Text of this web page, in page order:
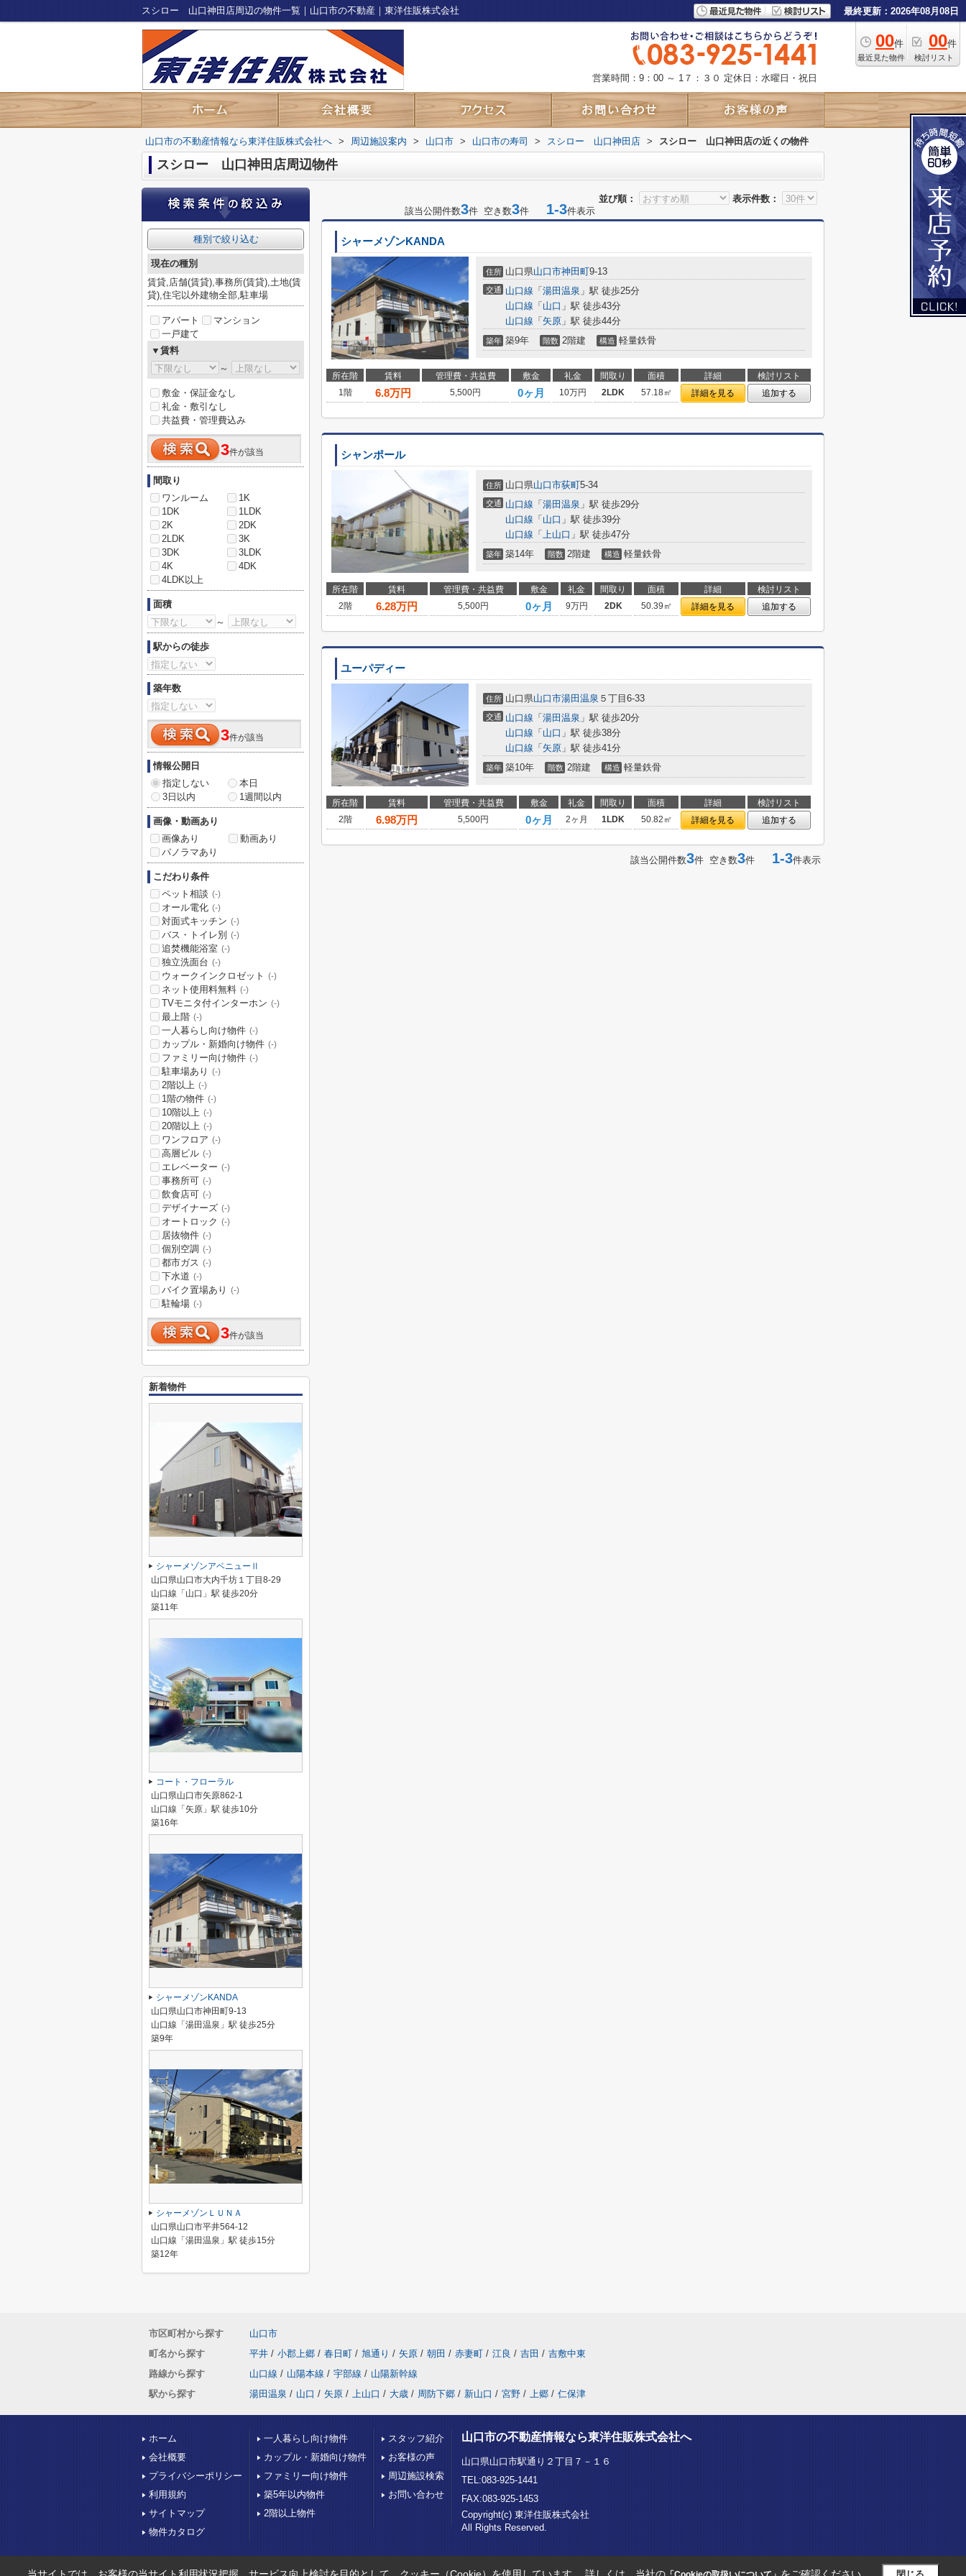
スシロー 山口神田店周辺の物件一覧｜山口市の不動産｜東洋住販株式会社 最終更新：2026年08月08日
00件
最近見た物件
00件
検討リスト
営業時間：9：00 ～ 1７：３０ 定休日：水曜日・祝日
山口市の不動産情報なら東洋住販株式会社へ > 周辺施設案内 > 山口市 > 山口市の寿司 > スシロー 山口神田店 > スシロー 山口神田店の近くの物件
スシロー 山口神田店周辺物件
並び順：
表示件数：
該当公開件数3件 空き数3件 1-3件表示
シャーメゾンKANDA
住所 山口県山口市神田町9-13
交通 山口線 「 湯田温泉 」駅 徒歩25分
山口線 「 山口 」駅 徒歩43分
山口線 「 矢原 」駅 徒歩44分
築年 築9年 階数 2階建 構造 軽量鉄骨
所在階 賃料 管理費・共益費 敷金 礼金 間取り 面積 詳細
検討リスト
1階
6.8万円 5,500円 0ヶ月 10万円 2LDK 57.18㎡ 詳細を見る 追加する
シャンポール
住所 山口県山口市荻町5-34
交通 山口線 「 湯田温泉 」駅 徒歩29分
山口線 「 山口 」駅 徒歩39分
山口線 「 上山口 」駅 徒歩47分
築年 築14年 階数 2階建 構造 軽量鉄骨
所在階 賃料 管理費・共益費 敷金 礼金 間取り 面積 詳細
検討リスト
2階
6.28万円 5,500円 0ヶ月 9万円 2DK 50.39㎡ 詳細を見る 追加する
ユーパディー
住所 山口県山口市湯田温泉 ５丁目6-33
交通 山口線 「 湯田温泉 」駅 徒歩20分
山口線 「 山口 」駅 徒歩38分
山口線 「 矢原 」駅 徒歩41分
築年 築10年 階数 2階建 構造 軽量鉄骨
所在階 賃料 管理費・共益費 敷金 礼金 間取り 面積 詳細
検討リスト
2階
6.98万円 5,500円 0ヶ月 2ヶ月 1LDK 50.82㎡ 詳細を見る 追加する
該当公開件数3件 空き数3件 1-3件表示
種別で絞り込む
現在の種別
賃貸,店舗(賃貸),事務所(賃貸),土地(賃
貸),住宅以外建物全部,駐車場
アパート
マンション
一戸建て
▼賃料
～
敷金・保証金なし
礼金・敷引なし
共益費・管理費込み
3件が該当
間取り
ワンルーム
1K
1DK
1LDK
2K
2DK
2LDK
3K
3DK
3LDK
4K
4DK
4LDK以上
面積
～
駅からの徒歩
築年数
3件が該当
情報公開日
指定しない
本日
3日以内
1週間以内
画像・動画あり
画像あり
動画あり
パノラマあり
こだわり条件
ペット相談 (-)
オール電化 (-)
対面式キッチン (-)
バス・トイレ別 (-)
追焚機能浴室 (-)
独立洗面台 (-)
ウォークインクロゼット (-)
ネット使用料無料 (-)
TVモニタ付インターホン (-)
最上階 (-)
一人暮らし向け物件 (-)
カップル・新婚向け物件 (-)
ファミリー向け物件 (-)
駐車場あり (-)
2階以上 (-)
1階の物件 (-)
10階以上 (-)
20階以上 (-)
ワンフロア (-)
高層ビル (-)
エレベーター (-)
事務所可 (-)
飲食店可 (-)
デザイナーズ (-)
オートロック (-)
居抜物件 (-)
個別空調 (-)
都市ガス (-)
下水道 (-)
バイク置場あり (-)
駐輪場 (-)
3件が該当
新着物件
シャーメゾンアベニューⅡ
山口県山口市大内千坊１丁目8-29
山口線「山口」駅 徒歩20分
築11年
コート・フローラル
山口県山口市矢原862-1
山口線「矢原」駅 徒歩10分
築16年
シャーメゾンKANDA
山口県山口市神田町9-13
山口線「湯田温泉」駅 徒歩25分
築9年
シャーメゾンＬＵＮＡ
山口県山口市平井564-12
山口線「湯田温泉」駅 徒歩15分
築12年
市区町村から探す
山口市
町名から探す
平井 / 小郡上郷 / 春日町 / 旭通り / 矢原 / 朝田 / 赤妻町 / 江良 / 吉田 / 吉敷中東
路線から探す
山口線 / 山陽本線 / 宇部線 / 山陽新幹線
駅から探す
湯田温泉 / 山口 / 矢原 / 上山口 / 大歳 / 周防下郷 / 新山口 / 宮野 / 上郷 / 仁保津
ホーム
会社概要
プライバシーポリシー
利用規約
サイトマップ
物件カタログ
一人暮らし向け物件
カップル・新婚向け物件
ファミリー向け物件
築5年以内物件
2階以上物件
スタッフ紹介
お客様の声
周辺施設検索
お問い合わせ
山口市の不動産情報なら東洋住販株式会社へ
山口県山口市駅通り２丁目７－１６
TEL:083-925-1441
FAX:083-925-1453
Copyright(c) 東洋住販株式会社
All Rights Reserved.
閉じる